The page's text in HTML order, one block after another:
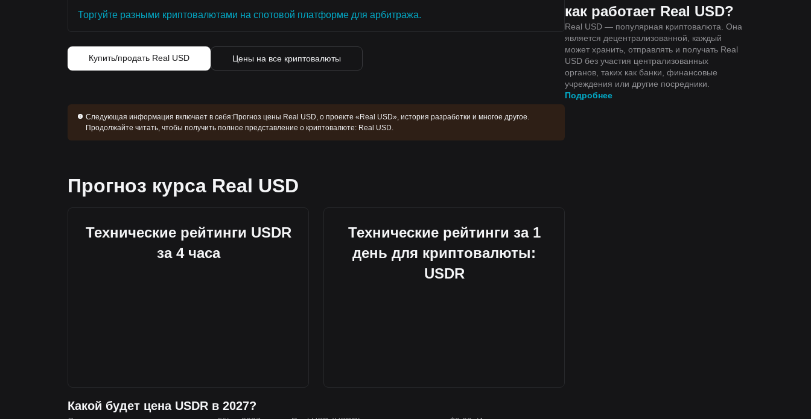
Торгуйте разными криптовалютами на спотовой платформе для арбитража.
Купить/продать Real USD Цены на все криптовалюты
Следующая информация включает в себя:Прогноз цены Real USD, о проекте «Real USD», история разработки и многое другое.
Продолжайте читать, чтобы получить полное представление о криптовалюте: Real USD.
Прогноз курса Real USD
Технические рейтинги USDR
за 4 часа
Технические рейтинги за 1
день для криптовалюты:
USDR
Какой будет цена USDR в 2027?
как работает Real USD?
Real USD — популярная криптовалюта. Она
является децентрализованной, каждый
может хранить, отправлять и получать Real
USD без участия централизованных
органов, таких как банки, финансовые
учреждения или другие посредники.
Подробнее